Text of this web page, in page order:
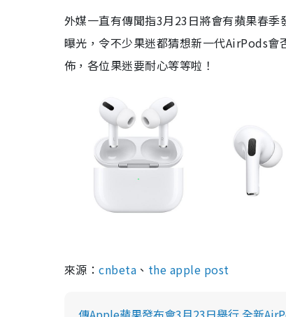
外媒一直有傳聞指3月23日將會有蘋果春季
曝光，令不少果迷都猜想新一代AirPods會
佈，各位果迷要耐心等等啦 ！
來源：cnbeta 、 the apple post